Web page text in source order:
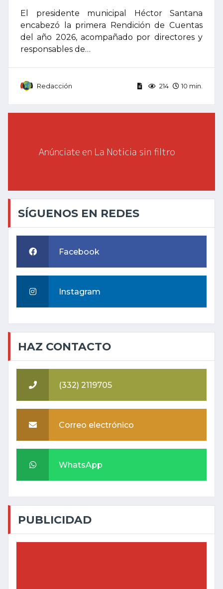
El presidente municipal Héctor Santana
encabezó la primera Rendición de Cuentas
del año 2026, acompañado por directores y
responsables de…
Redacción 214 10 min.
SÍGUENOS EN REDES
Facebook
Instagram
HAZ CONTACTO
(332) 2119705
Correo electrónico
WhatsApp
PUBLICIDAD